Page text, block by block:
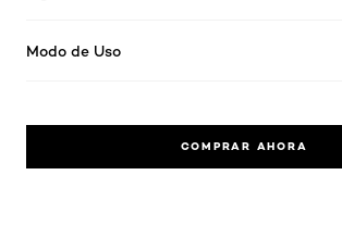
Modo de Uso
COMPRAR AHORA